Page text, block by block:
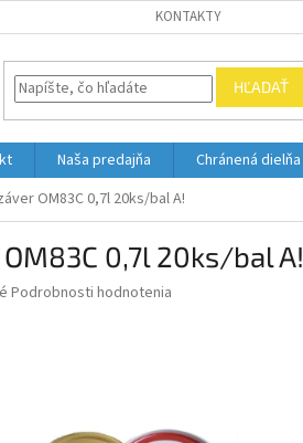
KONTAKTY
HĽADAŤ
Naša predajňa Chránená dielňa
OM83C 0,7l 20ks/bal A!
0,7l 20ks/bal A!
Podrobnosti hodnotenia